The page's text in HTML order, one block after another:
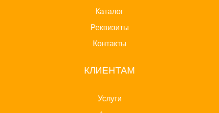
Каталог
Реквизиты
Контакты
КЛИЕНТАМ
Услуги